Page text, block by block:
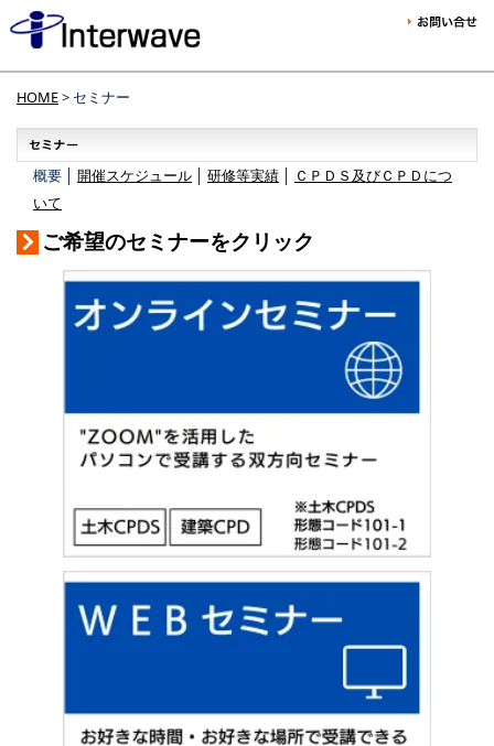
HOME> セミナー
概要 │ 開催スケジュール 研修等実績
ＣＰＤＳ及びＣＰＤにつ
いて
ご希望のセミナーをクリック